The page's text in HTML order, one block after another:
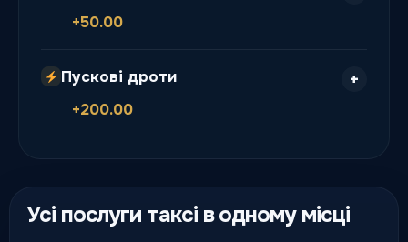
+50.00
Пускові дроти
+200.00
Усі послуги таксі в одному місці